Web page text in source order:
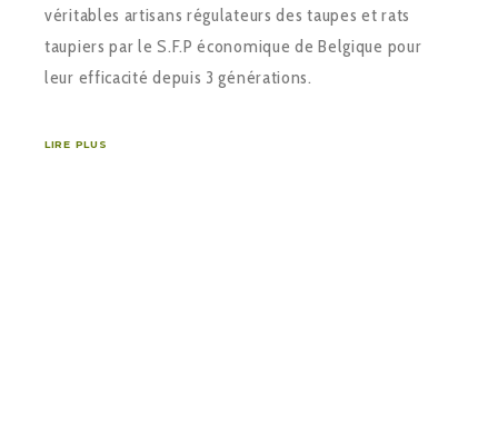
véritables artisans régulateurs des taupes et rats
taupiers par le S.F.P économique de Belgique pour
leur efficacité depuis 3 générations.
LIRE PLUS